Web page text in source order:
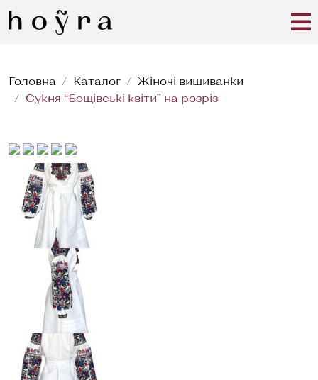
Головна Каталог
Жіночі вишиванки
Сукня “Бощівські квіти” на розріз